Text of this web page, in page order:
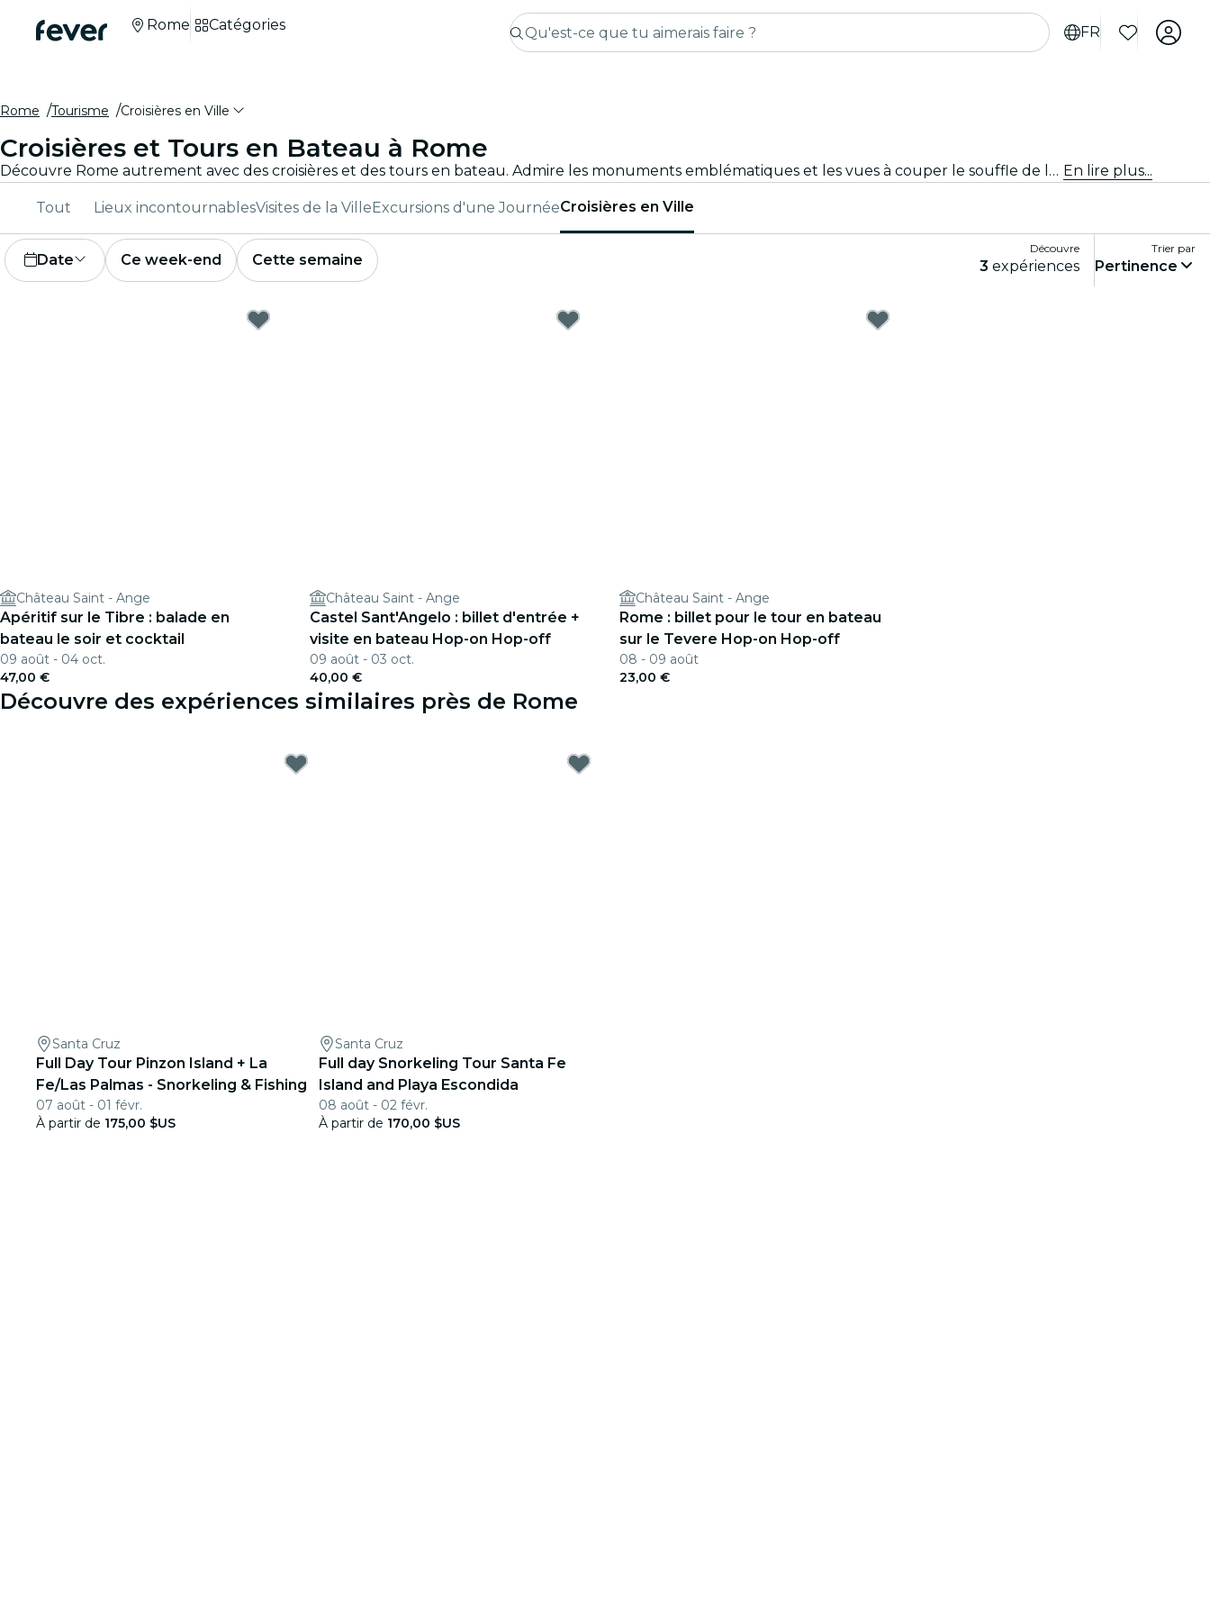
FR
Rome Catégories
Rome Tourisme Croisières en Ville
Croisières et Tours en Bateau à Rome
Découvre Rome autrement avec des croisières et des tours en bateau. Admire les monuments emblématiques et les vues à couper le souffle de la ville en traversant des eaux sereines. Les croisières et les tours en bateau à Rome t'embarqueront dans une aventure sans pareil. En lire plus...
Tout Lieux incontournablesVisites de la VilleExcursions d'une JournéeCroisières en Ville
Date Ce week-end Cette semaine
Découvre
3 expériences
Trier par
Pertinence
Château Saint - Ange
Apéritif sur le Tibre : balade en
bateau le soir et cocktail
09 août - 04 oct.
47,00 €
Château Saint - Ange
Castel Sant'Angelo : billet d'entrée +
visite en bateau Hop-on Hop-off
09 août - 03 oct.
40,00 €
Château Saint - Ange
Rome : billet pour le tour en bateau
sur le Tevere Hop-on Hop-off
08 - 09 août
23,00 €
Découvre des expériences similaires près de Rome
Santa Cruz
Full Day Tour Pinzon Island + La
Fe/Las Palmas - Snorkeling & Fishing
07 août - 01 févr.
À partir de 175,00 $US
Santa Cruz
Full day Snorkeling Tour Santa Fe
Island and Playa Escondida
08 août - 02 févr.
À partir de 170,00 $US